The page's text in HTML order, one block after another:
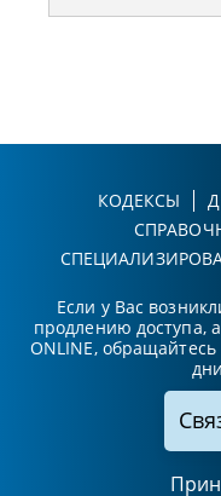
КОДЕКСЫ
Если у Вас
продлению доступа,
ONLINE,